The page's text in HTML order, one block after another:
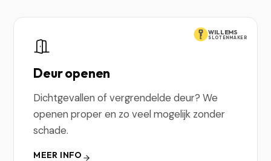
WILLEMS
SLOTENMAKER
Deur openen
Dichtgevallen of vergrendelde deur? We
openen proper en zo veel mogelijk zonder
schade.
MEER INFO